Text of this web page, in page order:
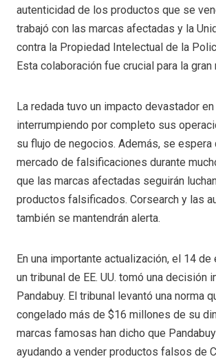
autenticidad de los productos que se
trabajó con las marcas afectadas y la
contra la Propiedad Intelectual de la
Esta colaboración fue crucial para la gran
La redada tuvo un impacto devastador en
interrumpiendo por completo sus
su flujo de negocios. Además, se espera
mercado de falsificaciones durante
que las marcas afectadas seguirán
productos falsificados. Corsearch y las
también se mantendrán alerta.
En una importante actualización, el 14 de
un tribunal de EE. UU. tomó una decisión
Pandabuy. El tribunal levantó una norma
congelado más de $16 millones de su
marcas famosas han dicho que
ayudando a vender productos falsos de